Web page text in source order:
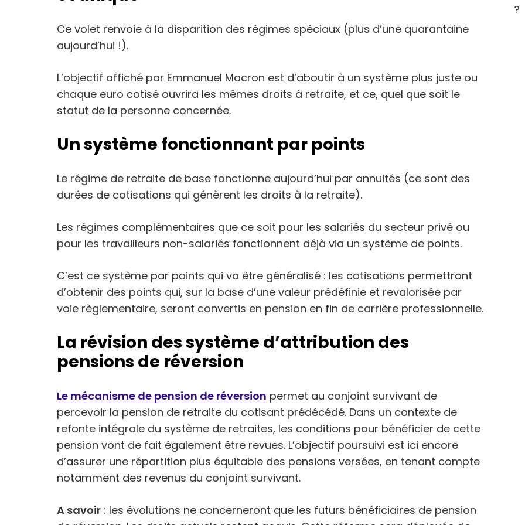
Ce volet renvoie à la disparition des régimes spéciaux (plus d’une quarantaine
aujourd’hui !).
L’objectif affiché par Emmanuel Macron est d’aboutir à un système plus juste ou
chaque euro cotisé ouvrira les mêmes droits à retraite, et ce, quel que soit le
statut de la personne concernée.
Un système fonctionnant par points
Le régime de retraite de base fonctionne aujourd’hui par annuités (ce sont des
durées de cotisations qui génèrent les droits à la retraite).
Les régimes complémentaires que ce soit pour les salariés du secteur privé ou
pour les travailleurs non-salariés fonctionnent déjà via un système de points.
C’est ce système par points qui va être généralisé : les cotisations permettront
d’obtenir des points qui, sur la base d’une valeur prédéfinie et revalorisée par
voie règlementaire, seront convertis en pension en fin de carrière professionnelle.
La révision des système d’attribution des
pensions de réversion
Le mécanisme de pension de réversion permet au conjoint survivant de
percevoir la pension de retraite du cotisant prédécédé. Dans un contexte de
refonte intégrale du système de retraites, les conditions pour bénéficier de cette
pension vont de fait également être revues. L’objectif poursuivi est ici encore
d’assurer une répartition plus équitable des pensions versées, en tenant compte
notamment des revenus du conjoint survivant.
A savoir : les évolutions ne concerneront que les futurs bénéficiaires de pension
?